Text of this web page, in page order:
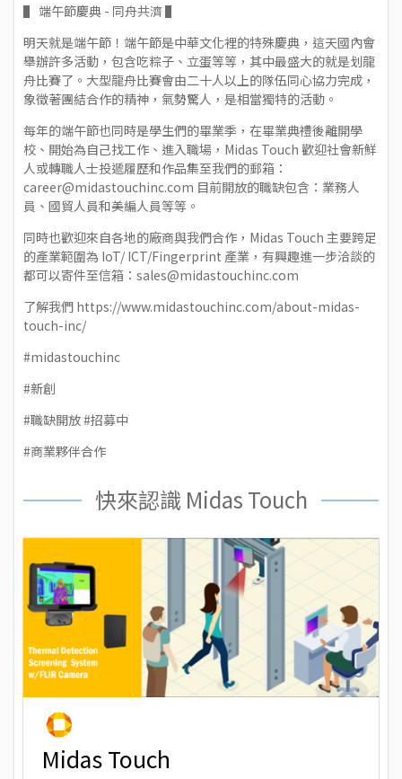
▌ 端午節慶典 - 同舟共濟 ▌
明天就是端午節！端午節是中華文化裡的特殊慶典，這天國內會
舉辦許多活動，包含吃粽子、立蛋等等，其中最盛大的就是划龍
舟比賽了。大型龍舟比賽會由二十人以上的隊伍同心協力完成，
象徵著團結合作的精神，氣勢驚人，是相當獨特的活動。
每年的端午節也同時是學生們的畢業季，在畢業典禮後離開學
校、開始為自己找工作、進入職場，Midas Touch 歡迎社會新鮮
人或轉職人士投遞履歷和作品集至我們的郵箱：
career@midastouchinc.com 目前開放的職缺包含：業務人
員、國貿人員和美編人員等等。
同時也歡迎來自各地的廠商與我們合作，Midas Touch 主要跨足
的產業範圍為 IoT/ ICT/Fingerprint 產業，有興趣進一步洽談的
都可以寄件至信箱： sales@midastouchinc.com
了解我們 https://www.midastouchinc.com/about-midas-
touch-inc/
#midastouchinc
#新創
#職缺開放 #招募中
#商業夥伴合作
快來認識 Midas Touch
Midas Touch